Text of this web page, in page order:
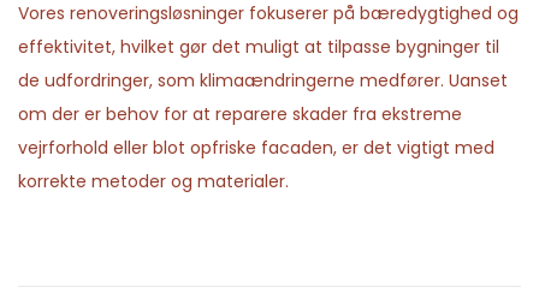
Vores renoveringsløsninger fokuserer på bæredygtighed og
effektivitet, hvilket gør det muligt at tilpasse bygninger til
de udfordringer, som klimaændringerne medfører. Uanset
om der er behov for at reparere skader fra ekstreme
vejrforhold eller blot opfriske facaden, er det vigtigt med
korrekte metoder og materialer.